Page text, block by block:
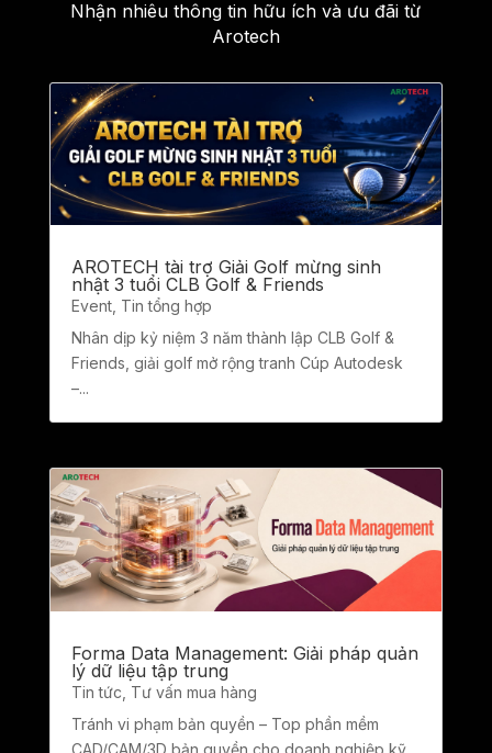
Nhận nhiêu thông tin hữu ích và ưu đãi từ
Arotech
AROTECH tài trợ Giải Golf mừng sinh
nhật 3 tuổi CLB Golf & Friends
Event, Tin tổng hợp
Nhân dịp kỷ niệm 3 năm thành lập CLB Golf &
Friends, giải golf mở rộng tranh Cúp Autodesk
–...
Forma Data Management: Giải pháp quản
lý dữ liệu tập trung
Tin tức Tư vấn mua hàng
Tránh vi phạm bản quyền – Top phần mềm
CAD/CAM/3D bản quyền cho doanh nghiệp kỹ